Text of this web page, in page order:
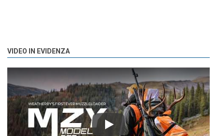
VIDEO IN EVIDENZA
Play